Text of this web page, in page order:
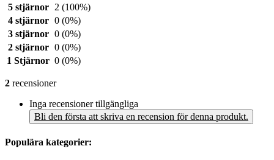
5 stjärnor
2 (100%)
4 stjärnor 0 (0%)
3 stjärnor 0 (0%)
2 stjärnor 0 (0%)
1 Stjärnor 0 (0%)
2 recensioner
Inga recensioner tillgängliga
Bli den första att skriva en recension för denna produkt.
Populära kategorier: